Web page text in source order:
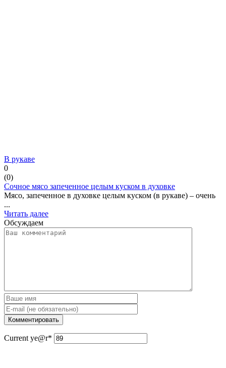
В рукаве
0
(0)
Сочное мясо запеченное целым куском в духовке
Мясо, запеченное в духовке целым куском (в рукаве) – очень
...
Читать далее
Обсуждаем
Current ye@r*